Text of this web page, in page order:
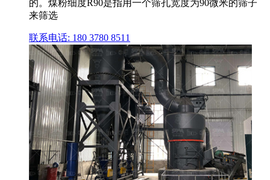
的。煤粉细度R90是指用一个筛孔宽度为90微米的筛子
来筛选
联系电话: 180 3780 8511